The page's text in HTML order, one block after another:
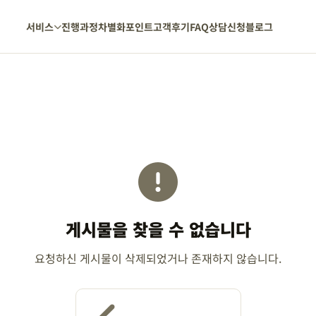
서비스 진행과정차별화포인트고객후기FAQ상담신청블로그
게시물을 찾을 수 없습니다
요청하신 게시물이 삭제되었거나 존재하지 않습니다.